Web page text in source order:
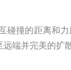
撞的距离和
端并完美的扩